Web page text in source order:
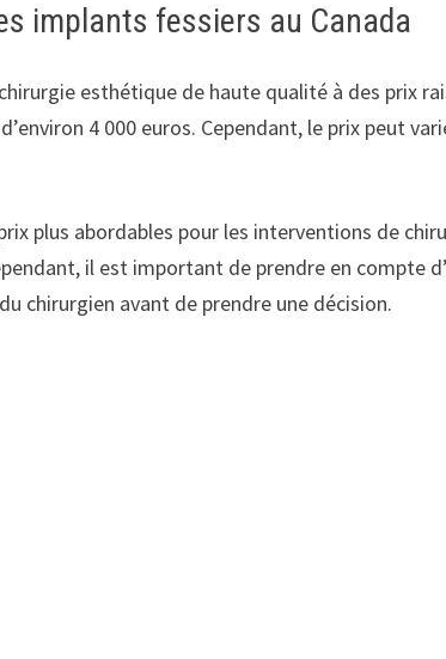
implants fessiers au Canada
esthétique de haute qualité à des prix
4 000 euros. Cependant, le prix peut
plus abordables pour les interventions de
il est important de prendre en compte
chirurgien avant de prendre une décision.